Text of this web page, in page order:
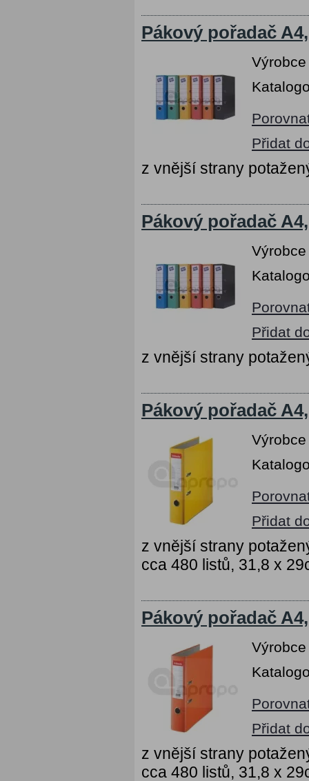
Pákový pořadač
Přidat
z vnější strany
Pákový pořadač
Přidat
z vnější strany
Pákový pořadač
Přidat
z vnější strany
cca 480 listů, 31,8 x
Pákový pořadač
Přidat
z vnější strany
cca 480 listů, 31,8 x